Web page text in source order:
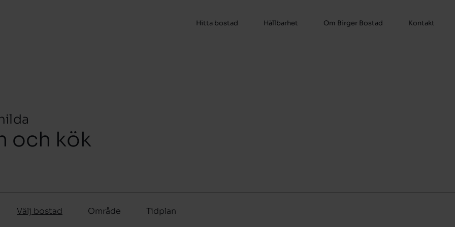
Kontakt
Om Birger Bostad
Hållbarhet
Hitta bostad
och kök
Välj bostad Område Tidplan